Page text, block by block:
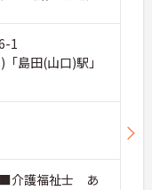
1
島田(山口)駅」
介護福祉士 あ